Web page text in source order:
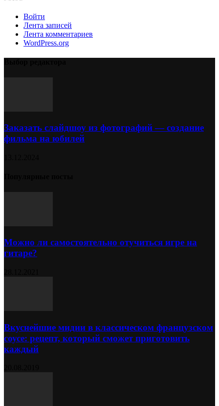
Войти
Лента записей
Лента комментариев
WordPress.org
Заказать слайдшоу из фотографий — создание
фильма на юбилей
Можно ли самостоятельно отучиться игре на
гитаре?
Вкуснейшие мидии в классическом французском
соусе: рецепт, который сможет приготовить
каждый